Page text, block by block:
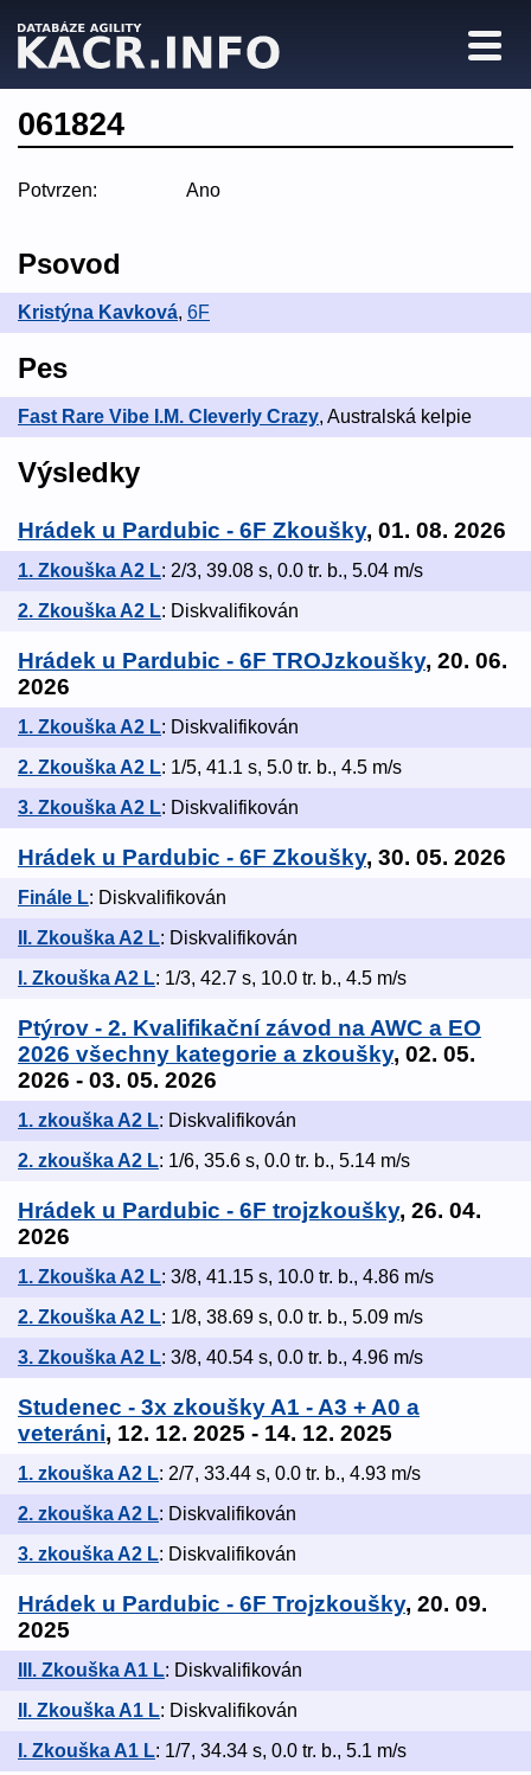
061824
Potvrzen: Ano
Psovod
Kristýna Kavková, 6F
Pes
Fast Rare Vibe I.M. Cleverly Crazy, Australská kelpie
Výsledky
Hrádek u Pardubic - 6F Zkoušky, 01. 08. 2026
1. Zkouška A2 L: 2/3, 39.08 s, 0.0 tr. b., 5.04 m/s
2. Zkouška A2 L: Diskvalifikován
Hrádek u Pardubic - 6F TROJzkoušky, 20. 06.
2026
1. Zkouška A2 L: Diskvalifikován
2. Zkouška A2 L: 1/5, 41.1 s, 5.0 tr. b., 4.5 m/s
3. Zkouška A2 L: Diskvalifikován
Hrádek u Pardubic - 6F Zkoušky, 30. 05. 2026
Finále L: Diskvalifikován
II. Zkouška A2 L: Diskvalifikován
I. Zkouška A2 L: 1/3, 42.7 s, 10.0 tr. b., 4.5 m/s
Ptýrov - 2. Kvalifikační závod na AWC a EO
2026 všechny kategorie a zkoušky, 02. 05.
2026 - 03. 05. 2026
1. zkouška A2 L: Diskvalifikován
2. zkouška A2 L: 1/6, 35.6 s, 0.0 tr. b., 5.14 m/s
Hrádek u Pardubic - 6F trojzkoušky, 26. 04.
2026
1. Zkouška A2 L: 3/8, 41.15 s, 10.0 tr. b., 4.86 m/s
2. Zkouška A2 L: 1/8, 38.69 s, 0.0 tr. b., 5.09 m/s
3. Zkouška A2 L: 3/8, 40.54 s, 0.0 tr. b., 4.96 m/s
Studenec - 3x zkoušky A1 - A3 + A0 a
veteráni, 12. 12. 2025 - 14. 12. 2025
1. zkouška A2 L: 2/7, 33.44 s, 0.0 tr. b., 4.93 m/s
2. zkouška A2 L: Diskvalifikován
3. zkouška A2 L: Diskvalifikován
Hrádek u Pardubic - 6F Trojzkoušky, 20. 09.
2025
III. Zkouška A1 L: Diskvalifikován
II. Zkouška A1 L: Diskvalifikován
I. Zkouška A1 L: 1/7, 34.34 s, 0.0 tr. b., 5.1 m/s